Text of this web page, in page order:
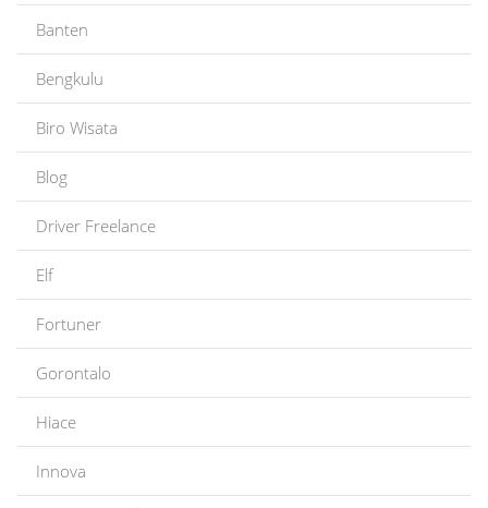
Banten
Bengkulu
Biro Wisata
Blog
Driver Freelance
Elf
Fortuner
Gorontalo
Hiace
Innova